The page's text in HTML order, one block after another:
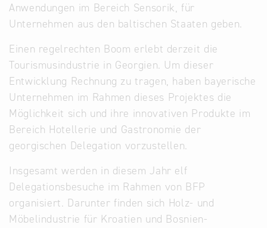
Anwendungen im Bereich Sensorik, für
Unternehmen aus den baltischen Staaten geben.
Einen regelrechten Boom erlebt derzeit die
Tourismusindustrie in Georgien. Um dieser
Entwicklung Rechnung zu tragen, haben bayerische
Unternehmen im Rahmen dieses Projektes die
Möglichkeit sich und ihre innovativen Produkte im
Bereich Hotellerie und Gastronomie der
georgischen Delegation vorzustellen.
Insgesamt werden in diesem Jahr elf
Delegationsbesuche im Rahmen von BFP
organisiert. Darunter finden sich Holz- und
Möbelindustrie für Kroatien und Bosnien-